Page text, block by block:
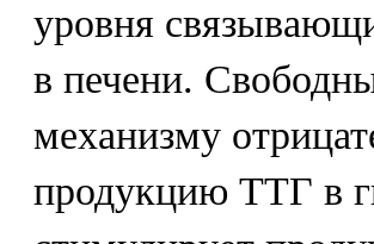
уровня
в печени.
механизму
продукцию ТТГ в